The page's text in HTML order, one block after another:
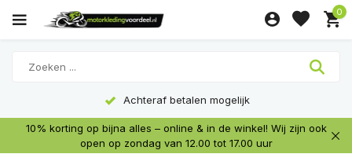
0
Achteraf betalen mogelijk
10% korting op bijna alles – online & in de winkel! Wij zijn ook
open op zondag van 12.00 tot 17.00 uur